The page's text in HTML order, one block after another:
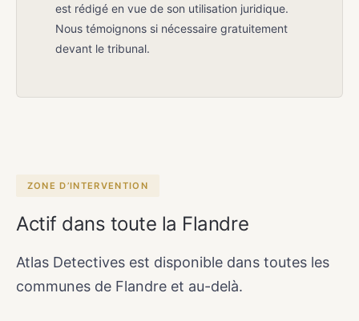
est rédigé en vue de son utilisation juridique.
Nous témoignons si nécessaire gratuitement
devant le tribunal.
ZONE D’INTERVENTION
Actif dans toute la Flandre
Atlas Detectives est disponible dans toutes les
communes de Flandre et au-delà.